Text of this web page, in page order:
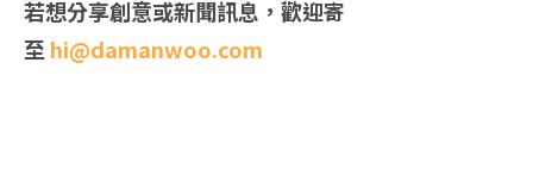
若想分享創意或新聞訊息，歡迎寄
至 hi@damanwoo.com